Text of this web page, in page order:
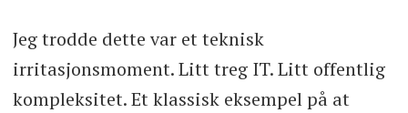
Jeg trodde dette var et teknisk
irritasjonsmoment. Litt treg IT. Litt offentlig
kompleksitet. Et klassisk eksempel på at